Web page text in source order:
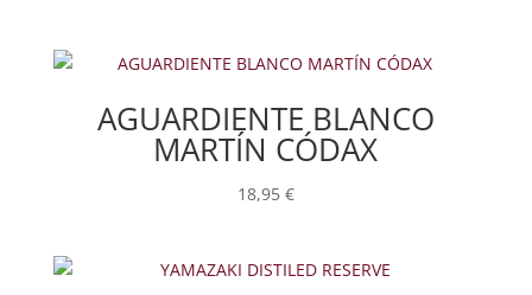
AGUARDIENTE BLANCO
MARTÍN CÓDAX
18,95 €